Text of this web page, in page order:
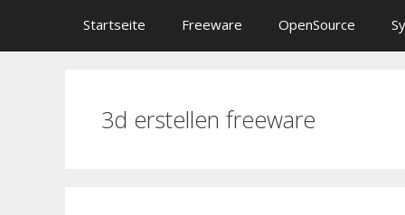
Startseite Freeware OpenSource
3d erstellen freeware